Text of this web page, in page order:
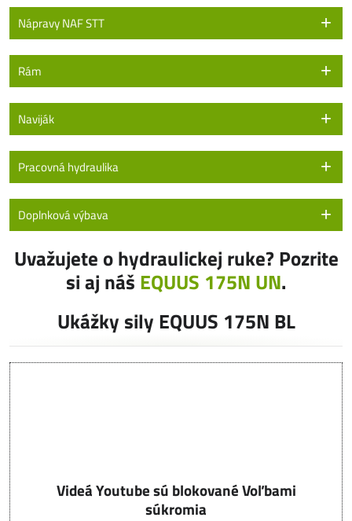
Nápravy NAF STT
Rám
Naviják
Pracovná hydraulika
Doplnková výbava
Uvažujete o hydraulickej ruke? Pozrite
si aj náš EQUUS 175N UN.
Ukážky sily EQUUS 175N BL
Videá Youtube sú blokované Voľbami
súkromia